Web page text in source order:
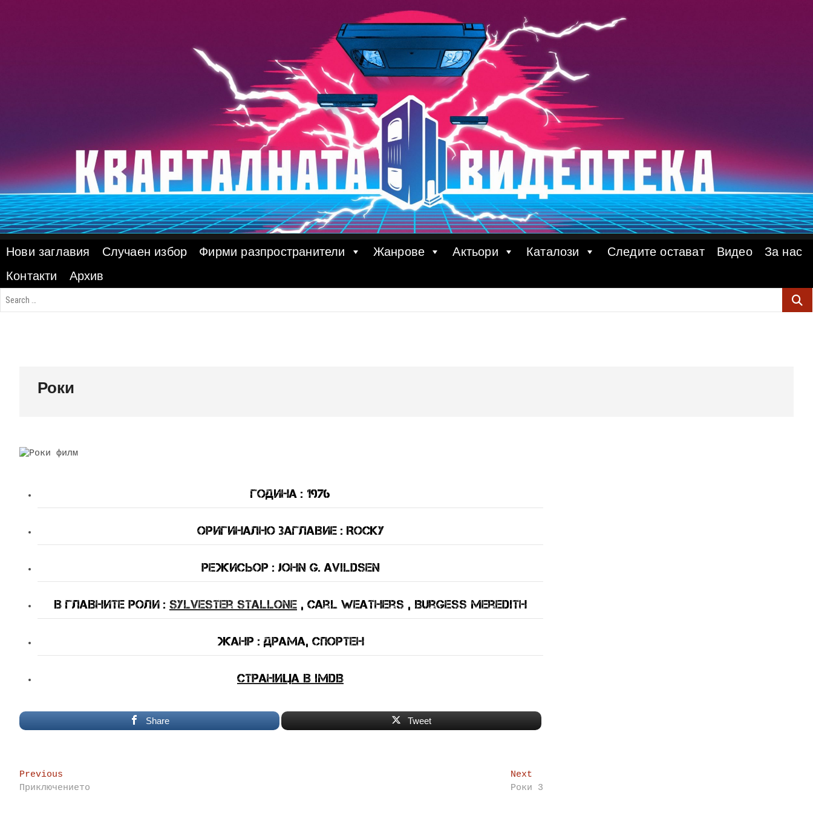
Нови заглавия Случаен избор Фирми разпространители Жанрове Актьори Каталози Следите остават Видео
За нас
Контакти
Архив
Роки
Година : 1976
оригинално Заглавие : Rocky
Режисьор : John G. Avildsen
В Главните Роли : Sylvester Stallone , Carl Weathers , Burgess Meredith
Жанр : драма, спортен
Страница в IMDB
Share Tweet
Post
navigation
Previous
post:
Приключението
Next
post:
Роки 3